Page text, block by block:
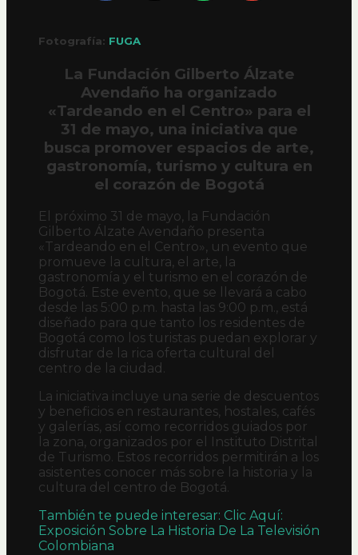
Fotografía: FUGA
La Fundación Gilberto Álzate
Avendaño ha organizado
«Tardeando en el Centro» para el
31 de mayo, una iniciativa que
busca promover espacios de arte,
gastronomía, turismo y cultura en
el corazón de Bogotá
El próximo 31 de mayo, la Fundación
Gilberto Álzate Avendaño presenta
«Tardeando en el Centro», un evento que
promueve la cultura, el arte, la
gastronomía y el turismo en el corazón de
Bogotá. Este evento, que se llevará a cabo
desde las 5:00 p.m. hasta las 9:00 p.m., está
diseñado para que tanto los residentes de
Bogotá como los turistas puedan explorar y
disfrutar de la rica oferta cultural del
centro de la ciudad.
La iniciativa incluye una serie de descuentos
y beneficios en restaurantes, hostales, cafés
y galerías, así como recorridos guiados por
la zona, organizados por el Instituto Distrital
de Turismo. Estos recorridos permitirán a los
asistentes conocer más sobre la historia y la
cultura del centro de Bogotá.
También te puede interesar: Clic Aquí:
Exposición Sobre La Historia De La Televisión
Colombiana